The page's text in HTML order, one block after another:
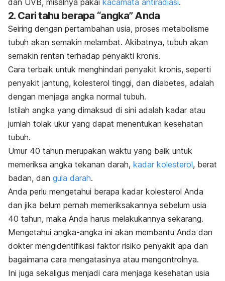
dan UVB, misalnya pakai kacamata antiradiasi.
2. Cari tahu berapa “angka” Anda
Seiring dengan pertambahan usia, proses metabolisme
tubuh akan semakin melambat. Akibatnya, tubuh akan
semakin rentan terhadap penyakti kronis.
Cara terbaik untuk menghindari penyakit kronis, seperti
penyakit jantung, kolesterol tinggi, dan diabetes, adalah
dengan menjaga angka normal tubuh.
Istilah angka yang dimaksud di sini adalah kadar atau
jumlah tolak ukur yang dapat menentukan kesehatan
tubuh.
Umur 40 tahun merupakan waktu yang baik untuk
memeriksa angka tekanan darah, kadar kolesterol, berat
badan, dan gula darah.
Anda perlu mengetahui berapa kadar kolesterol Anda
dan jika belum pernah memeriksakannya sebelum usia
40 tahun, maka Anda harus melakukannya sekarang.
Mengetahui angka-angka ini akan membantu Anda dan
dokter mengidentifikasi faktor risiko penyakit apa dan
bagaimana cara mengatasinya atau mengontrolnya.
Ini juga sekaligus menjadi cara menjaga kesehatan usia